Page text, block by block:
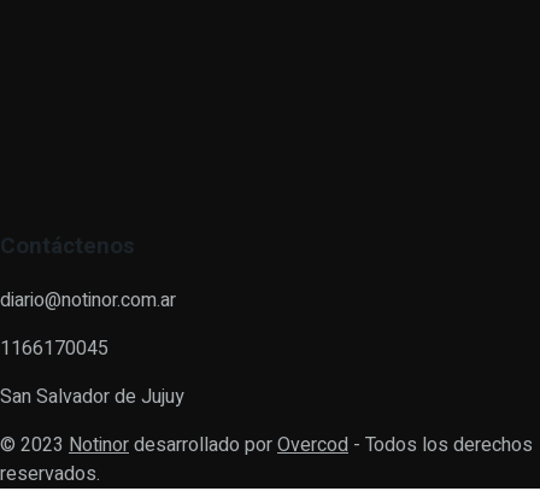
Contáctenos
diario@notinor.com.ar
1166170045
San Salvador de Jujuy
© 2023 Notinordesarrollado porOvercod - Todos los derechos
reservados.